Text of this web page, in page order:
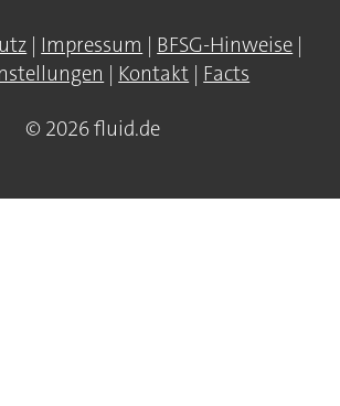
| Impressum | BFSG-Hinweise |
| Kontakt | Facts
© 2026 fluid.de